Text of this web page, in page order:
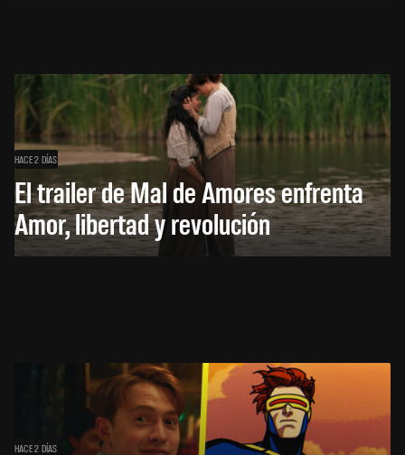
HACE 2 DÍAS
El trailer de Mal de Amores enfrenta
Amor, libertad y revolución
HACE 2 DÍAS